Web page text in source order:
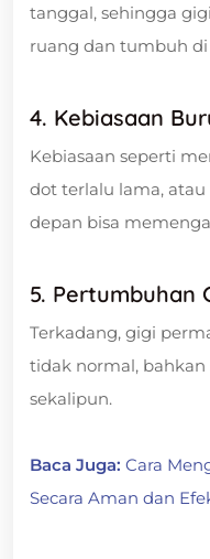
tanggal, sehingga
ruang dan tumbuh di
4. Kebiasaan
Kebiasaan seperti
dot terlalu lama,
depan bisa
5. Pertumbuhan
Terkadang, gigi
tidak normal,
sekalipun.
Baca Juga: Cara
Secara Aman dan